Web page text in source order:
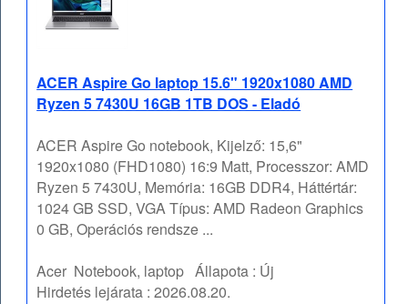
ACER Aspire Go laptop 15.6" 1920x1080 AMD
Ryzen 5 7430U 16GB 1TB DOS - Eladó
ACER Aspire Go notebook, Kijelző: 15,6"
1920x1080 (FHD1080) 16:9 Matt, Processzor: AMD
Ryzen 5 7430U, Memória: 16GB DDR4, Háttértár:
1024 GB SSD, VGA Típus: AMD Radeon Graphics
0 GB, Operációs rendsze ...
Acer Notebook, laptop Állapota : Új
Hirdetés lejárata :2026.08.20.